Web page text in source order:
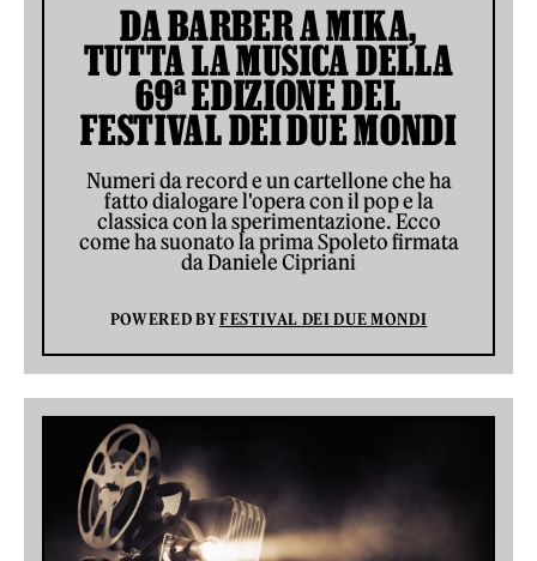
DA BARBER A MIKA,
TUTTA LA MUSICA DELLA
69ª EDIZIONE DEL
FESTIVAL DEI DUE MONDI
Numeri da record e un cartellone che ha
fatto dialogare l'opera con il pop e la
classica con la sperimentazione. Ecco
come ha suonato la prima Spoleto firmata
da Daniele Cipriani
POWERED BYFESTIVAL DEI DUE MONDI